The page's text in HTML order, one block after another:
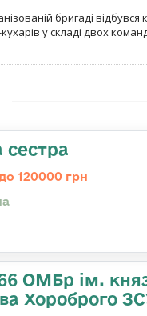
бригаді відбувся
у складі двох
120000 грн
ОМБр ім.
Хороброго